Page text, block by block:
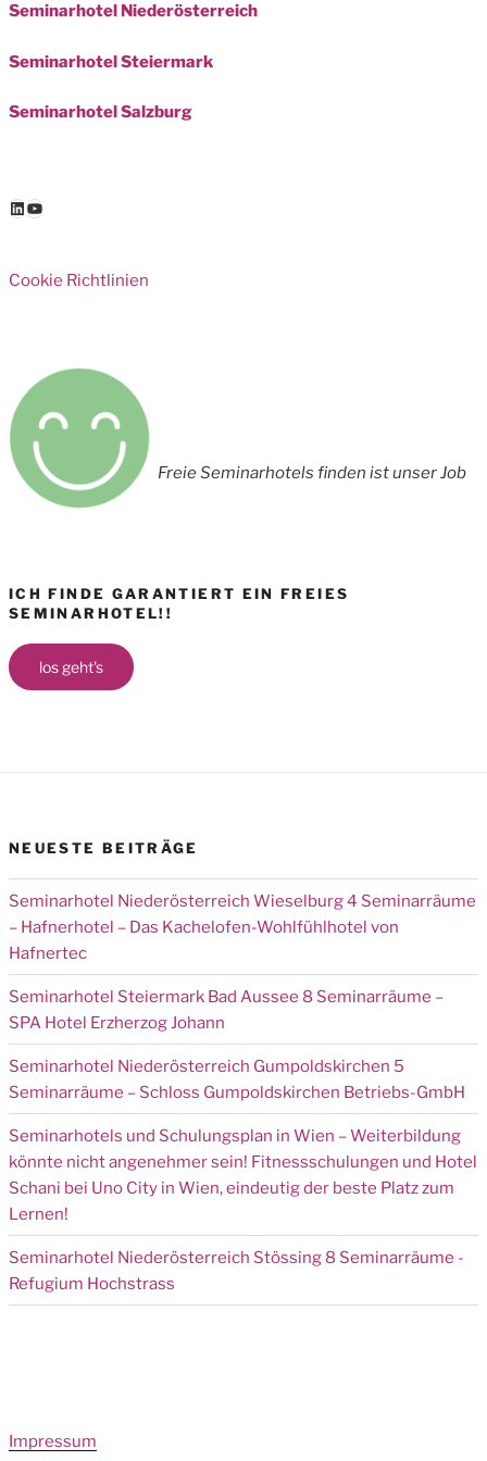
Seminarhotel Niederösterreich
Seminarhotel Steiermark
Seminarhotel Salzburg
LinkedIn
YouTube
Cookie Richtlinien
Freie Seminarhotels finden ist unser Job
ICH FINDE GARANTIERT EIN FREIES
SEMINARHOTEL!!
los geht's
NEUESTE BEITRÄGE
Seminarhotel Niederösterreich Wieselburg 4 Seminarräume
– Hafnerhotel – Das Kachelofen-Wohlfühlhotel von
Hafnertec
Seminarhotel Steiermark Bad Aussee 8 Seminarräume –
SPA Hotel Erzherzog Johann
Seminarhotel Niederösterreich Gumpoldskirchen 5
Seminarräume – Schloss Gumpoldskirchen Betriebs-GmbH
Seminarhotels und Schulungsplan in Wien – Weiterbildung
könnte nicht angenehmer sein! Fitnessschulungen und Hotel
Schani bei Uno City in Wien, eindeutig der beste Platz zum
Lernen!
Seminarhotel Niederösterreich Stössing 8 Seminarräume -
Refugium Hochstrass
Impressum